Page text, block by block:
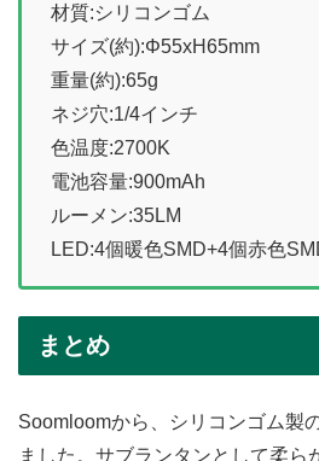
材質:シリコンゴム
サイズ(約):Φ55xH65mm
重量(約):65g
ネジ穴:1/4インチ
色温度:2700K
電池容量:900mAh
ルーメン:35LM
LED:4個暖色SMD+4個赤色
まとめ
Soomloomから、シリコンゴム製
ました。サブランタンとして柔ら